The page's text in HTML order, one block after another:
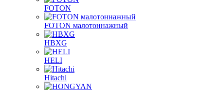
FOTON
FOTON малотоннажный
HBXG
HELI
Hitachi